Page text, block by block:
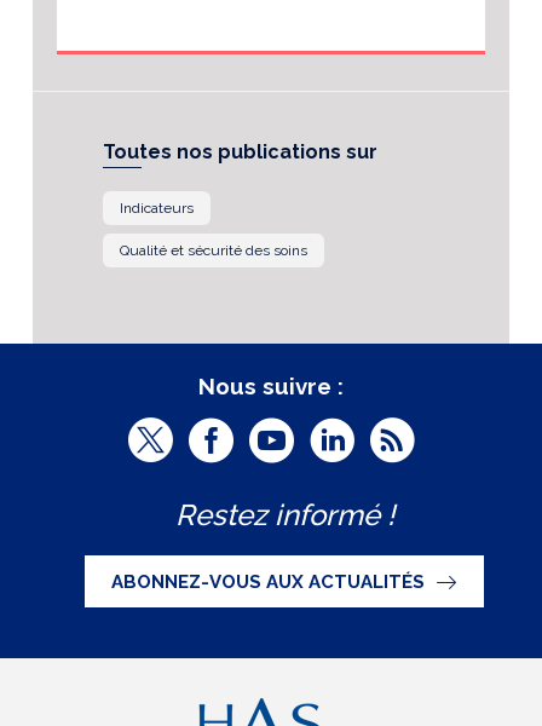
Toutes nos publications sur
Indicateurs
Qualité et sécurité des soins
Nous suivre :
T
i
t
t
e
F
c
e
b
o
o
Y
u
t
u
b
e
L
n
k
e
d
R
Restez informé !
ABONNEZ-VOUS AUX ACTUALITÉS